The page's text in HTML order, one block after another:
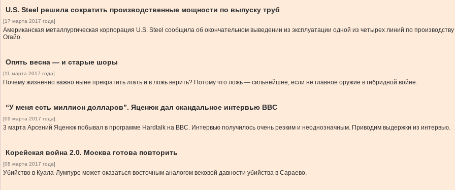
U.S. Steel решила сократить производственные мощности по выпуску труб
[17 марта 2017 года]
Американская металлургическая корпорация U.S. Steel сообщила об окончательном выведении из эксплуатации одной из четырех линий по
Огайо.
Опять весна — и старые шоры
[11 марта 2017 года]
Почему жизненно важно ныне прекратить лгать и в ложь верить? Потому что ложь — сильнейшее, если не главное оружие в гибридной войне.
“У меня есть миллион долларов”. Яценюк дал скандальное интервью BBC
[09 марта 2017 года]
3 марта Арсений Яценюк побывал в программе Hardtalk на BBC. Интервью получилось очень резким и неоднозначным. Приводим выдержки из интервью.
Корейская война 2.0. Москва готова повторить
[08 марта 2017 года]
Убийство в Куала-Лумпуре может оказаться восточным аналогом вековой давности убийства в Сараево.